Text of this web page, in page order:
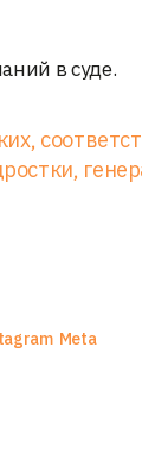
в суде.
Meta